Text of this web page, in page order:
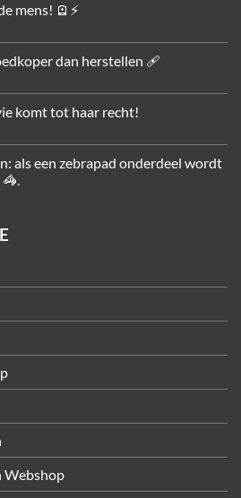
mens! 🪫⚡
dan herstellen 🩹
komt tot haar recht!
als een zebrapad onderdeel wordt
Webshop